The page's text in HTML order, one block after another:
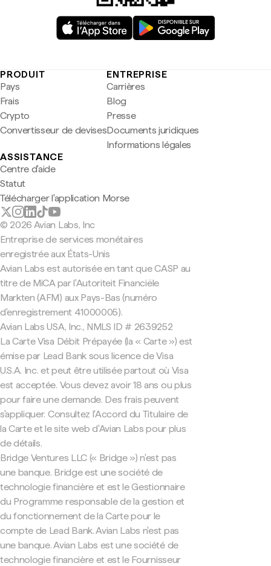
PRODUIT
Pays
Frais
Crypto
Convertisseur de devises
ENTREPRISE
Carrières
Blog
Presse
Documents juridiques
Informations légales
ASSISTANCE
Centre d'aide
Statut
Télécharger l'application Morse
© 2026 Avian Labs, Inc
Entreprise de services monétaires
enregistrée aux États-Unis
Avian Labs est autorisée en tant que CASP au
titre de MiCA par l'Autoriteit Financiële
Markten (AFM) aux Pays-Bas (numéro
d'enregistrement 41000005).
Avian Labs USA, Inc., NMLS ID # 2639252
La Carte Visa Débit Prépayée (la « Carte ») est
émise par Lead Bank sous licence de Visa
U.S.A. Inc. et peut être utilisée partout où Visa
est acceptée. Vous devez avoir 18 ans ou plus
pour faire une demande. Des frais peuvent
s'appliquer. Consultez l'Accord du Titulaire de
la Carte et le site web d'Avian Labs pour plus
de détails.
Bridge Ventures LLC (« Bridge ») n'est pas
une banque. Bridge est une société de
technologie financière et est le Gestionnaire
du Programme responsable de la gestion et
du fonctionnement de la Carte pour le
compte de Lead Bank. Avian Labs n'est pas
une banque. Avian Labs est une société de
technologie financière et est le Fournisseur